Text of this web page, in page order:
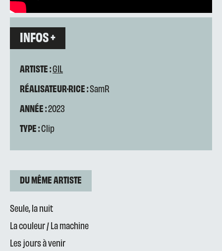
INFOS +
ARTISTE :GIL
RÉALISATEUR·RICE :SamR
ANNÉE :2023
TYPE :Clip
DU MÊME ARTISTE
Seule, la nuit
La couleur / La machine
Les jours à venir